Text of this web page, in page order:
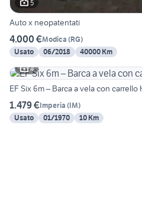
5
Auto x neopatentati
4.000 €Modica (RG)
Usato
06/2018
40000 Km
4
EF Six 6m – Barca a vela con carrello
1.479 €Imperia (IM)
Usato
01/1970 10 Km